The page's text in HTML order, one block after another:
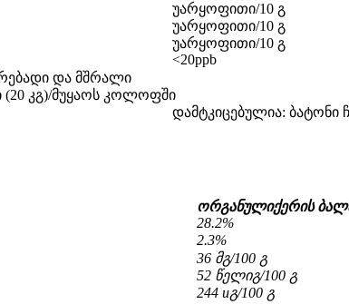
უარყოფითი/10 გ
უარყოფითი/10 გ
უარყოფითი/10 გ
<20ppb
და მშრალი
(20 კგ)/მუყაოს კოლოფში
დამტკიცებულია: ბატონი
ორგანულიქერის
28.2%
2.3%
36 მგ/100 გ
52 წელიგ/100 გ
244 uგ/100 გ